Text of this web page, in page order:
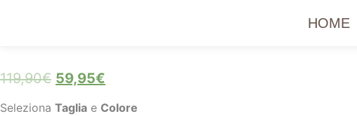
HOME
119,90€ 59,95€
Seleziona Taglia e Colore